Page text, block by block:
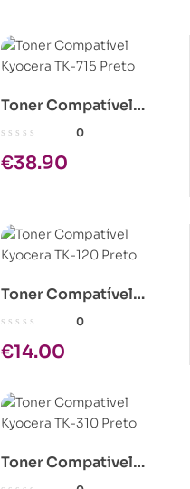
Toner Compatível
Kyocera TK-715 Preto
0
€38.90
Toner Compatível
Kyocera TK-120 Preto
0
€14.00
Toner Compativel
Kyocera TK-310 Preto